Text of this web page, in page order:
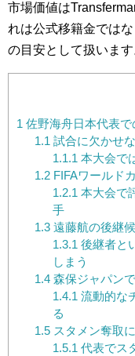
市場価値は
れは公式移籍金では
の目安として扱います
1 佐野海舟日本代表
1.1 試合に欠かせ
1.1.1 本大会で
1.2FIFAワールド
1.2.1 本大会で
手
1.3遠藤航の後継
1.3.1 後継者と
しまう
1.4森保ジャパン
1.4.1 流動的な
る
1.5スタメン奪取
1.5.1 代表でス